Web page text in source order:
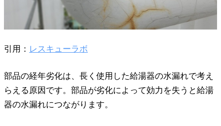
引用： レスキューラボ
部品の経年劣化は、長く使用した給湯器の水漏れで考え
らえる原因です。部品が劣化によって効力を失うと給湯
器の水漏れにつながります。